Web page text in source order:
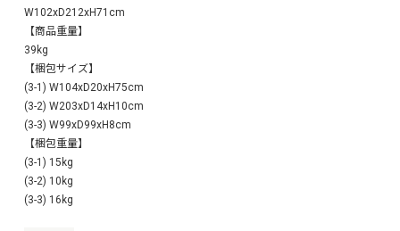
W102xD212xH71cm
【商品重量】
39kg
【梱包サイズ】
(3-1) W104xD20xH75cm
(3-2) W203xD14xH10cm
(3-3) W99xD99xH8cm
【梱包重量】
(3-1) 15kg
(3-2) 10kg
(3-3) 16kg